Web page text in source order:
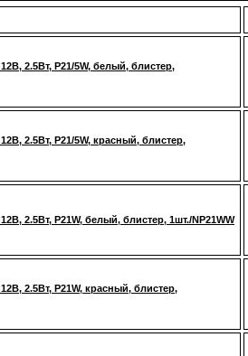
2.5Вт, P21/5W, белый, блистер,
2.5Вт, P21/5W, красный, блистер,
2.5Вт, P21W, белый, блистер, 1шт./NP21WW
2.5Вт, P21W, красный, блистер,